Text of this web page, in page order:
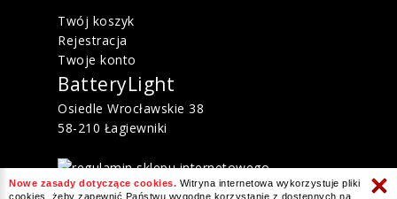
Twój koszyk
Rejestracja
Twoje konto
BatteryLight
Osiedle Wrocławskie 38
58-210 Łagiewniki
Nowe zasady dotyczące cookies. Witryna internetowa wykorzystuje pliki
cookies, żeby zapewnić Państwu wygodne korzystanie z dostępnych na